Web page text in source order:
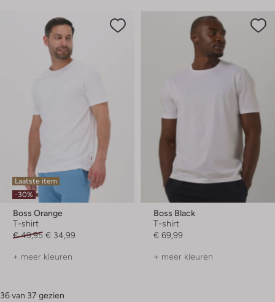
Laatste item
-30%
Boss Orange
T-shirt
€ 49,95 € 34,99
+ meer kleuren
Boss Black
T-shirt
€ 69,99
+ meer kleuren
36 van 37 gezien